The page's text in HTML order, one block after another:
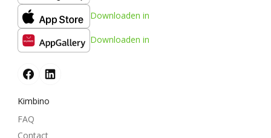
Downloaden in
Downloaden in
Kimbino
FAQ
Contact